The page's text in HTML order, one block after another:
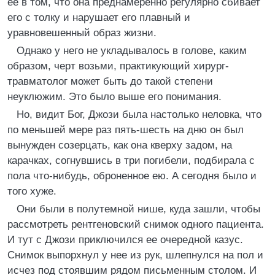
его с толку и нарушает его плавный и
уравновешенный образ жизни.
Однако у него не укладывалось в голове, каким
образом, черт возьми, практикующий хирург-
травматолог может быть до такой степени
неуклюжим. Это было выше его понимания.
Но, видит Бог, Джози была настолько неловка, что
по меньшей мере раз пять-шесть на дню он был
вынужден созерцать, как она кверху задом, на
карачках, согнувшись в три погибели, подбирала с
пола что-нибудь, оброненное ею. А сегодня было и
того хуже.
Они были в полутемной нише, куда зашли, чтобы
рассмотреть рентгеновский снимок одного пациента.
И тут с Джози приключился ее очередной казус.
Снимок выпорхнул у нее из рук, шлепнулся на пол и
исчез под стоявшим рядом письменным столом. И